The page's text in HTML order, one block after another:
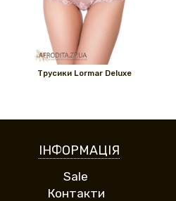
Трусики Lormar Deluxe
ІНФОРМАЦІЯ
Sale
Контакти